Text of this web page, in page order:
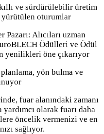
ve sürdürülebilir üretim
yürütülen oturumlar
Alıcıları uzman
Ödülleri ve Ödül
yenilikleri öne çıkarıyor
yön bulma ve
fuar alanındaki zamanı
olarak fuarı daha
öncelik vermenizi ve en
sağlıyor.